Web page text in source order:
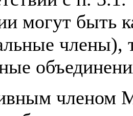
могут быть
члены),
членом